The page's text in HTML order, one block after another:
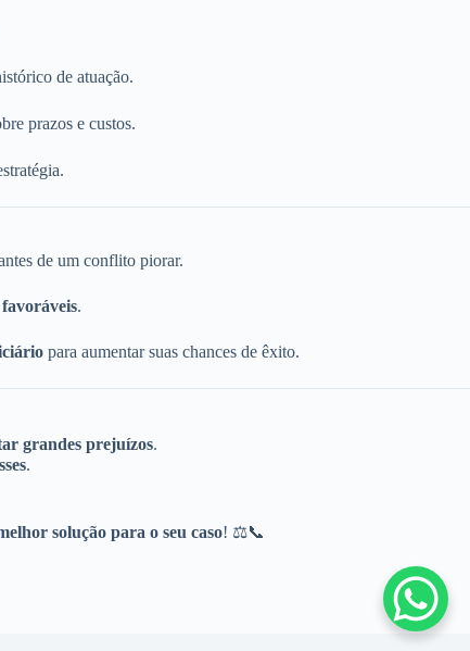
de atuação.
prazos e custos.
de um conflito piorar.
.
para aumentar suas chances de êxito.
grandes prejuízos.
.
solução para o seu caso! ⚖📞